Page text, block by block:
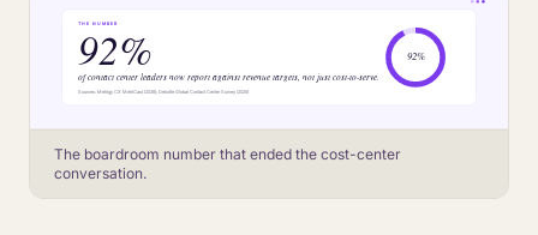
The boardroom number that ended the cost-center
conversation.